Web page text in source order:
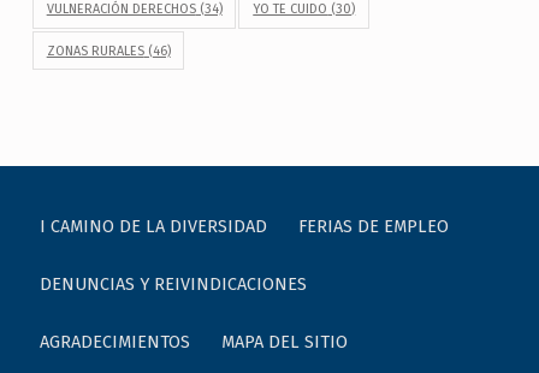
VULNERACIÓN DERECHOS(34) YO TE CUIDO (30)
ZONAS RURALES(46)
I CAMINO DE LA DIVERSIDAD FERIAS DE EMPLEO
DENUNCIAS Y REIVINDICACIONES
AGRADECIMIENTOS MAPA DEL SITIO